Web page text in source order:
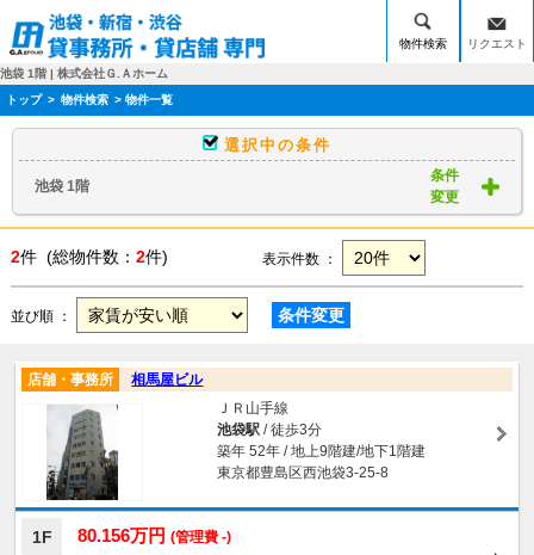
物件検索 リクエスト
池袋 1階 | 株式会社Ｇ.Ａホーム
トップ > 物件検索 > 物件一覧
選択中の条件
池袋 1階
条件
変更
2件 (総物件数： 2件) 表示件数 ：
並び順 ： 条件変更
店舗・事務所
相馬屋ビル
ＪＲ山手線
池袋駅/ 徒歩3分
築年 52年 / 地上9階建/地下1階建
東京都豊島区西池袋3-25-8
1F 80.156万円 (管理費 -)